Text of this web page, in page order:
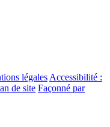
légalesAccessibilité :
de site Façonné par